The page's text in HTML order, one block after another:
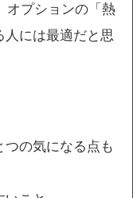
プションの「熱
には最適だと思
の気になる点も